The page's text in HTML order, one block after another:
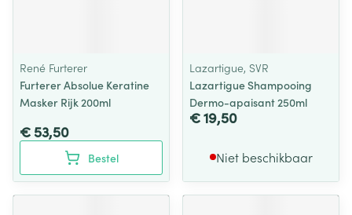
René Furterer
Furterer Absolue Keratine
Masker Rijk 200ml
€ 53,50
Bestel
Lazartigue, SVR
Lazartigue Shampooing
Dermo-apaisant 250ml
€ 19,50
Niet beschikbaar